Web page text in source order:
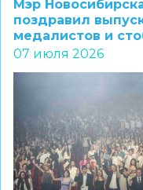
Мэр
поздравил
медалистов и
07 июля 2026